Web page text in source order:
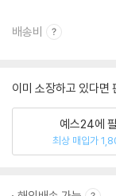
배송비
이미 소장하고 있다면
예스24에
최상 매입가